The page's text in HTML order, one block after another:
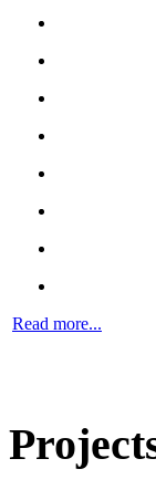
Read more...